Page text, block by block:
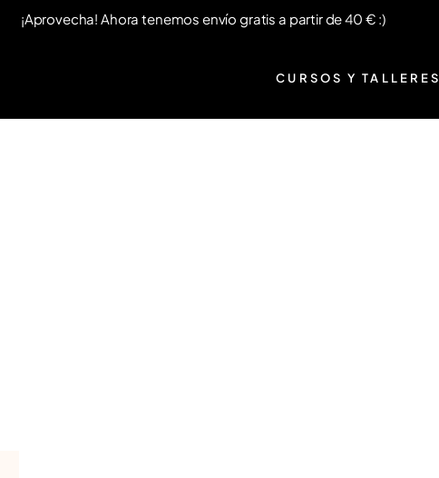
CURSOS Y TALLERES
¡Aprovecha! Ahora tenemos envío gratis a partir de 40 € :)